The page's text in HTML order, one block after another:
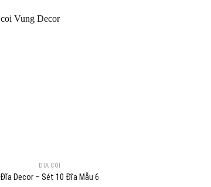
ĐĨA CÓI
Đĩa Decor – Sét 10 Đĩa Mẫu 6